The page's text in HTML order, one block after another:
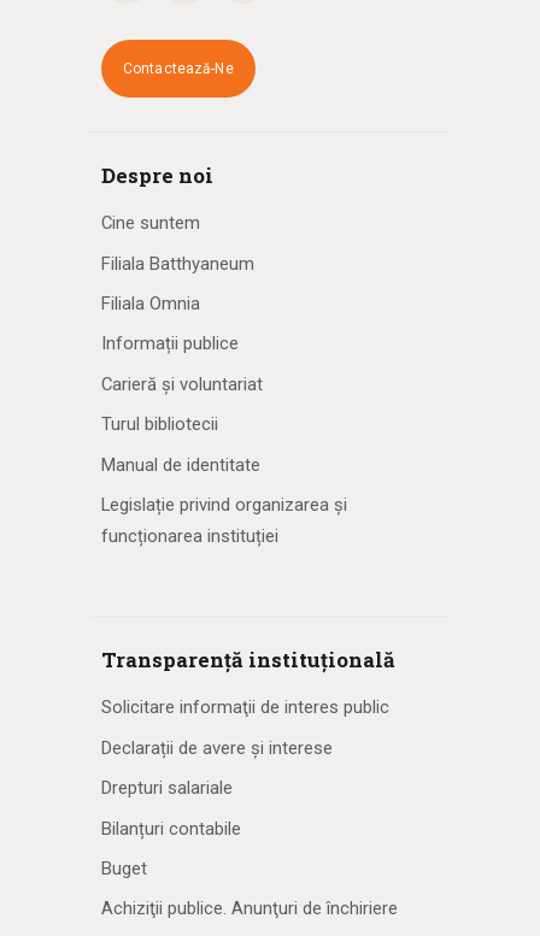
Contactează-Ne
Despre noi
Cine suntem
Filiala Batthyaneum
Filiala Omnia
Informații publice
Carieră și voluntariat
Turul bibliotecii
Manual de identitate
Legislație privind organizarea și
funcționarea instituției
Transparență instituțională
Solicitare informaţii de interes public
Declarații de avere și interese
Drepturi salariale
Bilanțuri contabile
Buget
Achiziţii publice. Anunţuri de închiriere